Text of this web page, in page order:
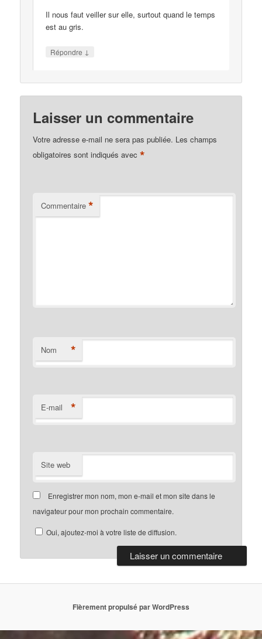
Il nous faut veiller sur elle, surtout quand le temps
est au gris.
Répondre ↓
Laisser un commentaire
Votre adresse e-mail ne sera pas publiée. Les champs
obligatoires sont indiqués avec*
Commentaire *
Nom *
E-mail *
Site web
Enregistrer mon nom, mon e-mail et mon site dans le
navigateur pour mon prochain commentaire.
Oui, ajoutez-moi à votre liste de diffusion.
Fièrement propulsé par WordPress